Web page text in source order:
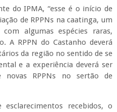
do IPMA, “esse é o início de
de RPPNs na caatinga, um
algumas espécies raras,
A RPPN do Castanho deverá
da região no sentido de se
e a experiência deverá ser
novas RPPNs no sertão de
recebidos, o